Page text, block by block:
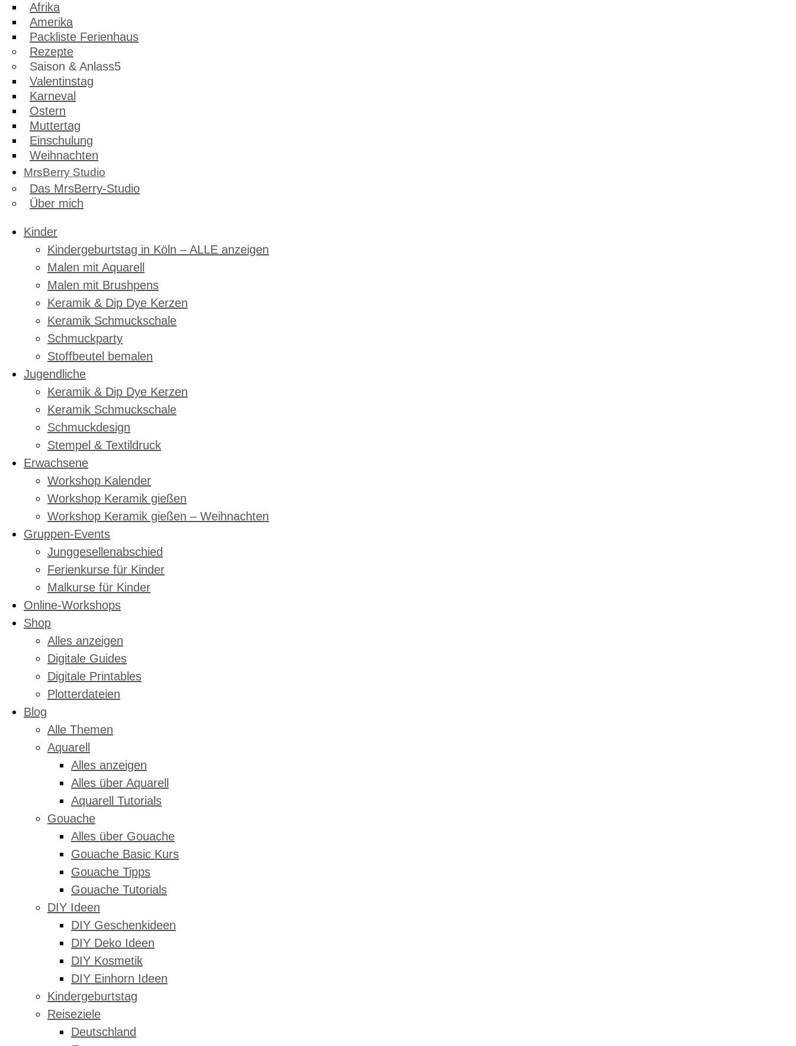
Afrika
Amerika
Packliste Ferienhaus
Rezepte
Saison & Anlass
Valentinstag
Karneval
Ostern
Muttertag
Einschulung
Weihnachten
MrsBerry Studio
Das MrsBerry-Studio
Über mich
Kinder
Kindergeburtstag in Köln – ALLE anzeigen
Malen mit Aquarell
Malen mit Brushpens
Keramik & Dip Dye Kerzen
Keramik Schmuckschale
Schmuckparty
Stoffbeutel bemalen
Jugendliche
Keramik & Dip Dye Kerzen
Keramik Schmuckschale
Schmuckdesign
Stempel & Textildruck
Erwachsene
Workshop Kalender
Workshop Keramik gießen
Workshop Keramik gießen – Weihnachten
Gruppen-Events
Junggesellenabschied
Ferienkurse für Kinder
Malkurse für Kinder
Online-Workshops
Shop
Alles anzeigen
Digitale Guides
Digitale Printables
Plotterdateien
Blog
Alle Themen
Aquarell
Alles anzeigen
Alles über Aquarell
Aquarell Tutorials
Gouache
Alles über Gouache
Gouache Basic Kurs
Gouache Tipps
Gouache Tutorials
DIY Ideen
DIY Geschenkideen
DIY Deko Ideen
DIY Kosmetik
DIY Einhorn Ideen
Kindergeburtstag
Reiseziele
Deutschland